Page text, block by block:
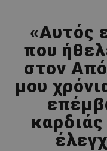
«Αυτός
που
στον
μου